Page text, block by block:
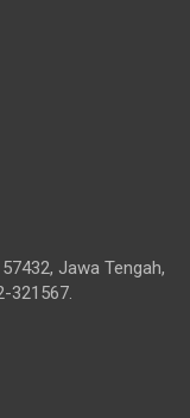
Jawa Tengah,
321567.